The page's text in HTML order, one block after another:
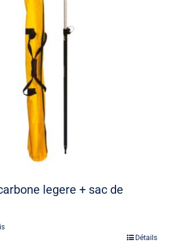
legere + sac de
Détails